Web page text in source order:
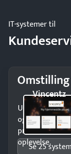
IT-systemer til
Omstilling
Vincentz
Undgå tabte
og giv
professionel
oplevelse.
Se 25